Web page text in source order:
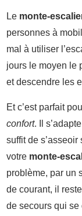
Le monte-
personnes à
mal à utiliser
jours le moyen le
et descendre les
Et c’est parfait
confort. Il
suffit de
votre monte-
problème, par un
de courant, il
de secours qui se